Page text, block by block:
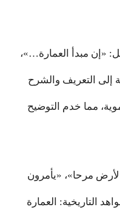
«إن مبدأ العمارة…»،
إلى التعريف والشرح
مما خدم التوضيح
مرحا»، «يأمرون
التاريخية: العمارة